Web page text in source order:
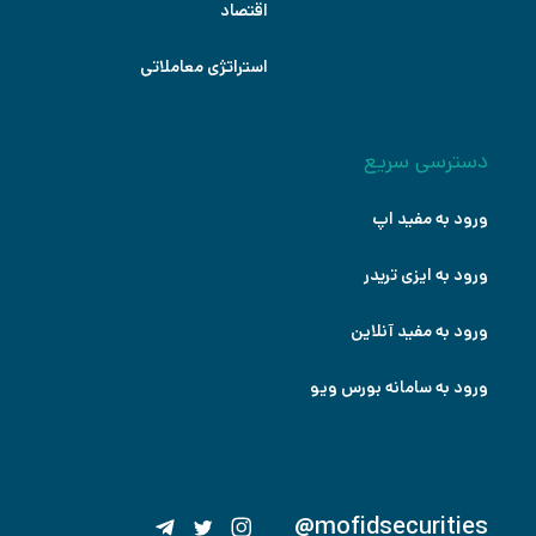
@mofidsecurities
اقتصاد
استراتژی معاملاتی
دسترسی سریع
ورود به مفید اپ
ورود به ایزی تریدر
ورود به مفید آنلاین
ورود به سامانه بورس ویو